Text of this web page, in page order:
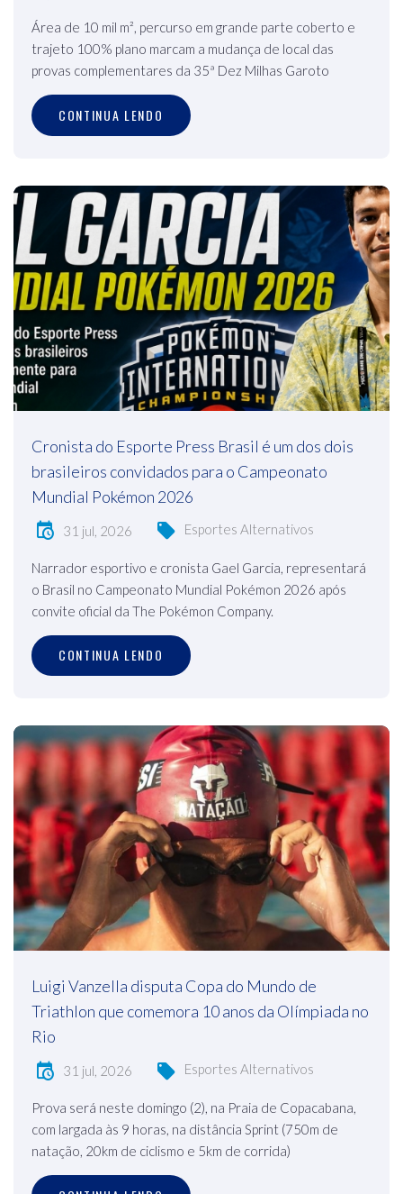
Área de 10 mil m², percurso em grande parte coberto e
trajeto 100% plano marcam a mudança de local das
provas complementares da 35ª Dez Milhas Garoto
CONTINUA LENDO
Cronista do Esporte Press Brasil é um dos dois
brasileiros convidados para o Campeonato
Mundial Pokémon 2026
31 jul, 2026 Esportes Alternativos
Narrador esportivo e cronista Gael Garcia, representará
o Brasil no Campeonato Mundial Pokémon 2026 após
convite oficial da The Pokémon Company.
CONTINUA LENDO
Luigi Vanzella disputa Copa do Mundo de
Triathlon que comemora 10 anos da Olímpiada no
Rio
31 jul, 2026 Esportes Alternativos
Prova será neste domingo (2), na Praia de Copacabana,
com largada às 9 horas, na distância Sprint (750m de
natação, 20km de ciclismo e 5km de corrida)